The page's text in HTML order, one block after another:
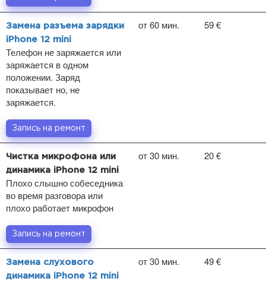
Замена разъема зарядки
iPhone 12 mini
Телефон не заряжается или
заряжается в одном
положении. Заряд
показывает но, не
заряжается.
от 60 мин. 59 €
Запись на ремонт
Чистка микрофона или
динамика iPhone 12 mini
Плохо слышно собеседника
во время разговора или
плохо работает микрофон
от 30 мин. 20 €
Запись на ремонт
Замена слухового
динамика iPhone 12 mini
от 30 мин. 49 €